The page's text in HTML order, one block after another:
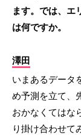
ます。では、エ
は何ですか。
澤田
いまあるデータ
め予測を立て、
おかなくてはな
り掛け合わせて